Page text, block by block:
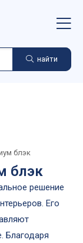
найти
блэк
блэк
решение
Его
Благодаря